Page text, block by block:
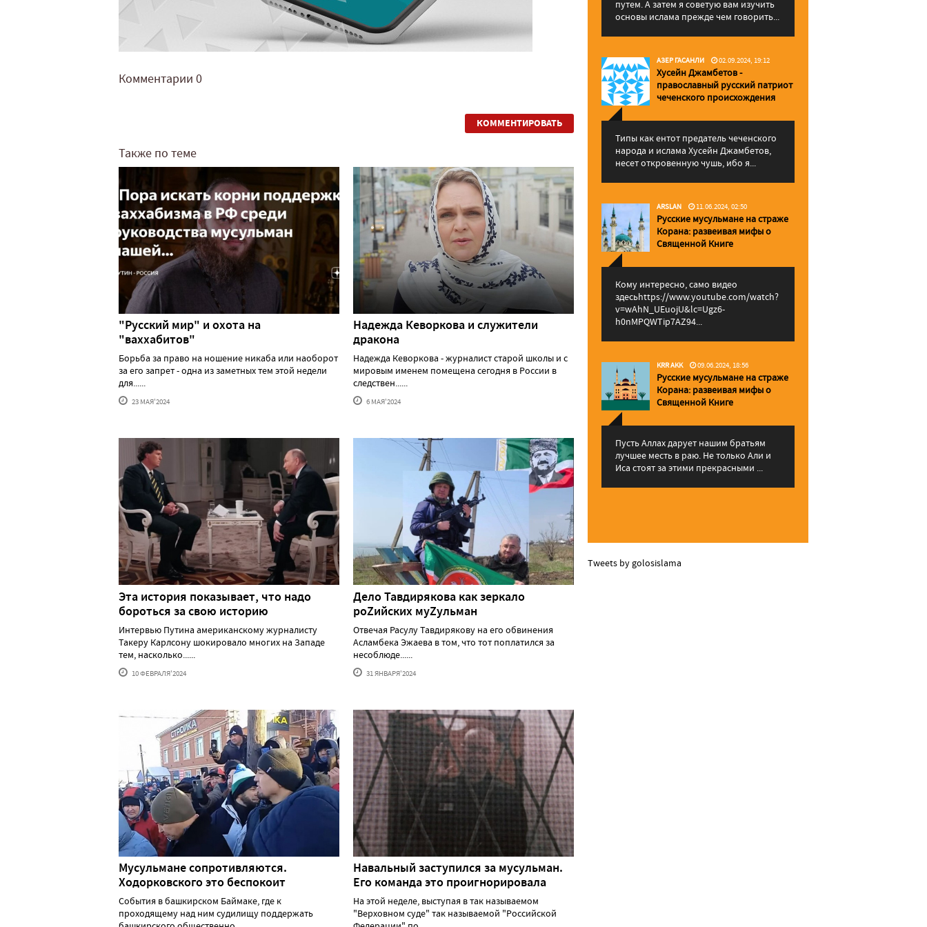
Комментарии 0
КОММЕНТИРОВАТЬ
Также по теме
"Русский мир" и охота на
"ваххабитов"
Борьба за право на ношение никаба или наоборот
за его запрет - одна из заметных тем этой недели
для......
23 МАЯ'2024
Надежда Кеворкова и служители
дракона
Надежда Кеворкова - журналист старой школы и с
мировым именем помещена сегодня в России в
следствен......
6 МАЯ'2024
Эта история показывает, что надо
бороться за свою историю
Интервью Путина американскому журналисту
Такеру Карлсону шокировало многих на Западе
тем, насколько......
10 ФЕВРАЛЯ'2024
Дело Тавдирякова как зеркало
роZийских муZульман
Отвечая Расулу Тавдирякову на его обвинения
Асламбека Эжаева в том, что тот поплатился за
несоблюде......
31 ЯНВАРЯ'2024
Мусульмане сопротивляются.
Ходорковского это беспокоит
События в башкирском Баймаке, где к
проходящему над ним судилищу поддержать
Навальный заступился за мусульман.
Его команда это проигнорировала
На этой неделе, выступая в так называемом
"Верховном суде" так называемой "Российской
путем. А затем я советую вам изучить
основы ислама прежде чем говорить...
АЗЕР ГАСАНЛИ 02.09.2024, 19:12
Хусейн Джамбетов -
православный русский патриот
чеченского происхождения
Типы как ентот предатель чеченского
народа и ислама Хусейн Джамбетов,
несет откровенную чушь, ибо я...
ARSLAN 11.06.2024, 02:50
Русские мусульмане на страже
Корана: pазвеивая мифы о
Священной Книге
Кому интересно, само видео
здесьhttps://www.youtube.com/watch?
v=wAhN_UEuojU&lc=Ugz6-
h0nMPQWTip7AZ94...
KRR AKK 09.06.2024, 18:56
Русские мусульмане на страже
Корана: pазвеивая мифы о
Священной Книге
Пусть Аллах дарует нашим братьям
лучшее месть в раю. Не только Али и
Иса стоят за этими прекрасными ...
Tweets by golosislama